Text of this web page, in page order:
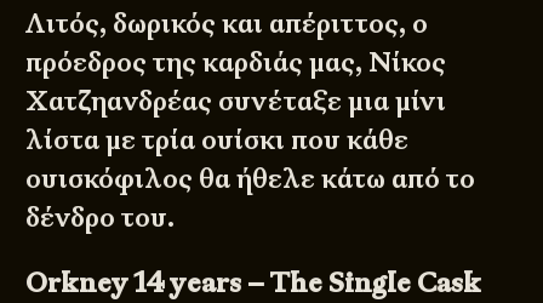
Λιτός, δωρικός και απέριττος, ο
πρόεδρος της καρδιάς μας, Νίκος
Χατζηανδρέας συνέταξε μια μίνι
λίστα με τρία ουίσκι που κάθε
ουισκόφιλος θα ήθελε κάτω από το
δένδρο του.
Orkney 14 years – The Single Cask